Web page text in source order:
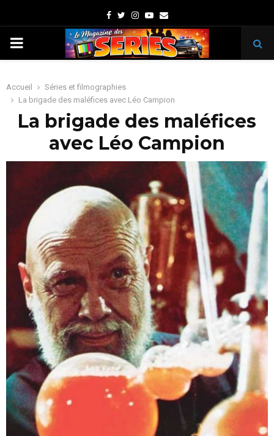
Facebook
TwitterInstagram
Youtube
Email
PRIMARY
Accueil
Séries et filmographies
La brigade des maléfices avec Léo Campion
La brigade des maléfices
avec Léo Campion